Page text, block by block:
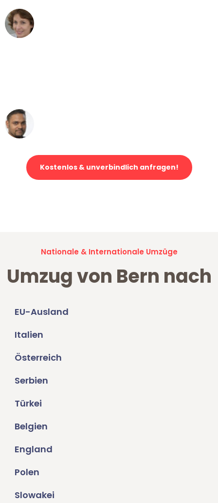
Kostenlos & unverbindlich anfragen!
Nationale & Internationale Umzüge
Umzug von Bern nach
EU-Ausland
Italien
Österreich
Serbien
Türkei
Belgien
England
Polen
Slowakei